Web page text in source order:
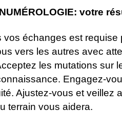
votre
vos échanges est requise
vers les autres avec
les mutations sur
Engagez-
Ajustez-vous et veillez
terrain vous aidera.